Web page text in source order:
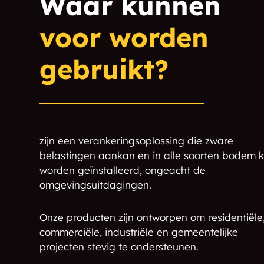
Boyceville
Balsam Lake
Clayton New Auburn
Knapp Fairchild
Ridgeland Holcombe
voor worden
gebruikt?
zijn een verankeringsoplossing die zware
belastingen aankan en in alle soorten bodem
worden geïnstalleerd, ongeacht de
omgevingsuitdagingen.
Onze producten zijn ontworpen om residentiële,
commerciële, industriële en gemeentelijke
projecten stevig te ondersteunen.